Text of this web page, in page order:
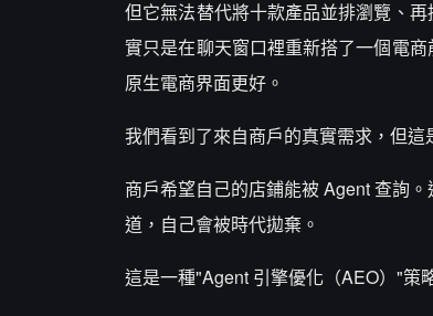
但它無法替代將十款產品並排瀏覽、
實只是在聊天窗口裡重新搭了一個電
原生電商界面更好。
我們看到了來自商戶的真實需求，但這
商戶希望自己的店鋪能被 Agent 查詢
道，自己會被時代拋棄。
這是一種"Agent 引擎優化（AEO）"策